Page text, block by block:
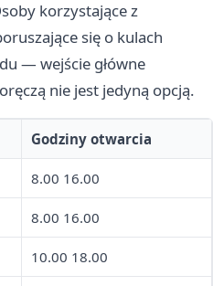
korzystające z
się o kulach
— wejście główne
nie jest jedyną opcją.
Godziny otwarcia
8.00 16.00
8.00 16.00
10.00 18.00